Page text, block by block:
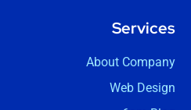
Services
About Company
Web Design